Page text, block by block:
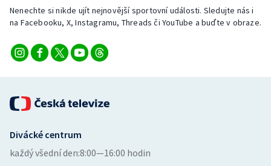
Nenechte si nikde ujít nejnovější sportovní události. Sledujte nás i
na Facebooku, X, Instagramu, Threads či YouTube a buďte v obraze.
Divácké centrum
každý všední den:8:00—16:00 hodin